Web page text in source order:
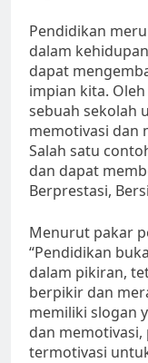
Pendidikan
dalam
dapat
impian kita.
sebuah sekolah
memotivasi dan
Salah satu
dan dapat
Berprestasi,
Menurut pakar
“Pendidikan
dalam pikiran,
berpikir dan
memiliki slogan
dan memotivasi,
termotivasi